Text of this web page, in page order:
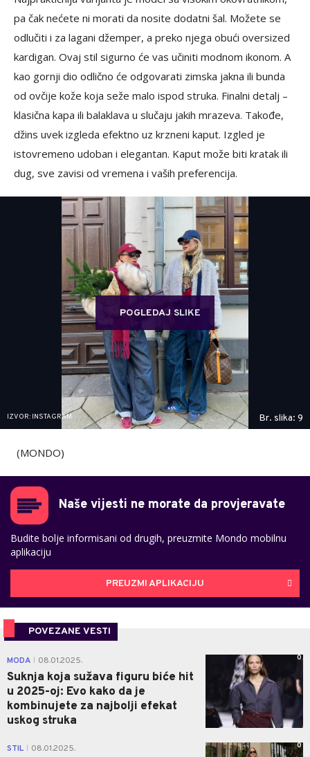
pa čak nećete ni morati da nosite dodatni šal. Možete se
odlučiti i za lagani džemper, a preko njega obući oversized
kardigan. Ovaj stil sigurno će vas učiniti modnom ikonom. A
kao gornji dio odlično će odgovarati zimska jakna ili bunda
od ovčije kože koja seže malo ispod struka. Finalni detalj –
klasična kapa ili balaklava u slučaju jakih mrazeva. Takođe,
džins uvek izgleda efektno uz krzneni kaput. Izgled je
istovremeno udoban i elegantan. Kaput može biti kratak ili
dug, sve zavisi od vremena i vaših preferencija.
POGLEDAJ SLIKE
IZVOR: INSTAGRAM Br. slika: 9
(MONDO)
Naše vijesti ne morate da provjeravate
Budite bolje informisani od drugih, preuzmite Mondo mobilnu
aplikaciju
PREUZMI APLIKACIJU
POVEZANE VESTI
MODA 08.01.2025.
Suknja koja sužava figuru biće hit
u 2025-oj: Evo kako da je
kombinujete za najbolji efekat
uskog struka
0
STIL 08.01.2025. 0